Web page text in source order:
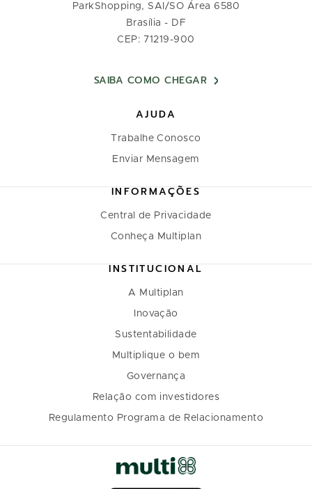
ParkShopping, SAI/SO Área 6580
Brasília - DF
CEP: 71219-900
SAIBA COMO CHEGAR
AJUDA
Trabalhe Conosco
Enviar Mensagem
INFORMAÇÕES
Central de Privacidade
Conheça Multiplan
INSTITUCIONAL
A Multiplan
Inovação
Sustentabilidade
Multiplique o bem
Governança
Relação com investidores
Regulamento Programa de Relacionamento